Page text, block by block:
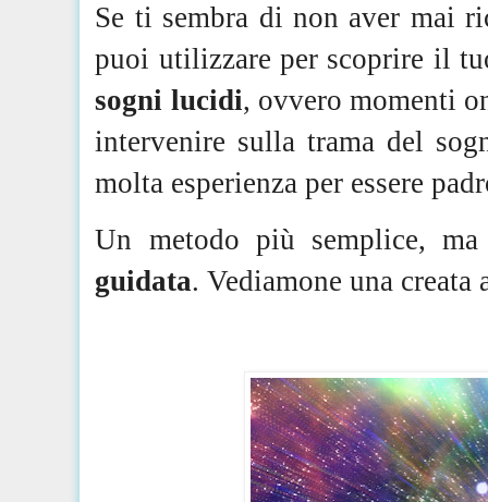
Se ti sembra di non aver mai
puoi utilizzare per scoprire il
sogni lucidi, ovvero momenti
intervenire sulla trama del
molta esperienza per essere
Un metodo più semplice,
guidata. Vediamone una